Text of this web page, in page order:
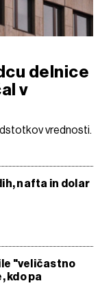
delnice
v
vrednosti.
nafta in dolar
"veličastno
kdo pa